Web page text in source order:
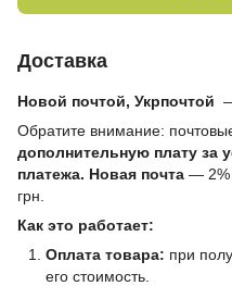
Доставка
Новой почтой, Укрпочтой
Обратите внимание:
дополнительную плату за
платежа. Новая почта — 2%
грн.
Как это работает:
Оплата товара: при
его стоимость.